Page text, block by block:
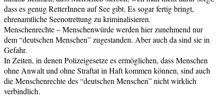
dass es genug RetterInnen auf See gibt. Es sogar fertig bringt,
ehrenamtliche Seenotrettung zu kriminalisieren.
Menschenrechte – Menschenwürde werden hier zunehmend nur
dem “deutschen Menschen” zugestanden. Aber auch da sind sie in
Gefahr.
In Zeiten, in denen Polizeigesetze es ermöglichen, dass Menschen
ohne Anwalt und ohne Straftat in Haft kommen können, sind auch
die Menschenrechte des “deutschen Menschen” nicht wirklich
verbindlich.